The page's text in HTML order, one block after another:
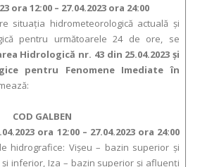
ora 12:00 – 27.04.2023 ora 24:00
hidrometeorologică actuală şi
pentru următoarele 24 de ore, se
Hidrologică nr. 43 din 25.04.2023 şi
pentru Fenomene Imediate în
COD GALBEN
ora 12:00 – 27.04.2023 ora 24:00
hidrografice: Vişeu – bazin superior şi
inferior, Iza – bazin superior şi afluenţi